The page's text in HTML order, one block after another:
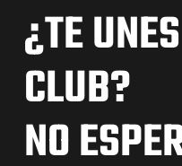
¿TE
CLUB?
NO